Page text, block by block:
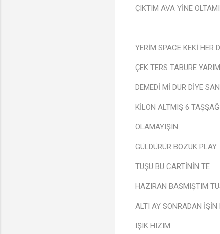
ÇIKTIM AVA YİNE
YERİM SPACE KEKİ HER
ÇEK TERS TABURE
DEMEDİ Mİ DUR DİYE
KİLON ALTMIŞ 6
OLAMAYIŞIN
GÜLDÜRÜR BOZUK PLAY
TUŞU BU CARTİNİN TE
HAZIRAN BASMIŞTIM
ALTI AY SONRADAN İŞİN
IŞIK HIZIM